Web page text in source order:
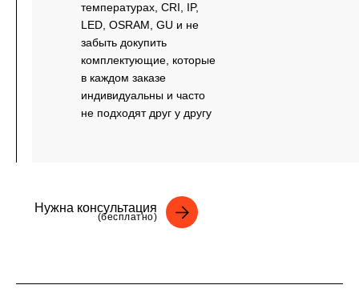
Нужна консультация
(бесплатно)
температурах, CRI, IP,
LED, OSRAM, GU и не
забыть докупить
комплектующие, которые
в каждом заказе
индивидуальны и часто
не подходят друг у другу